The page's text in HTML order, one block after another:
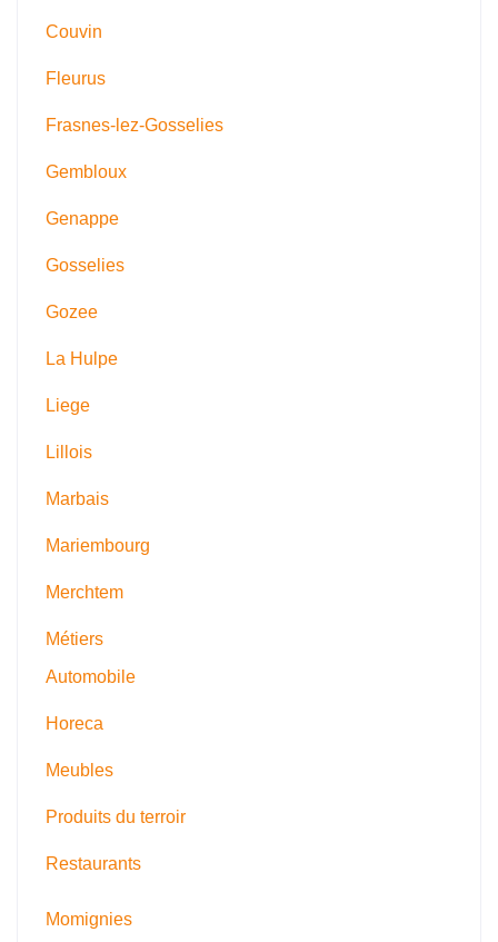
Couvin
Fleurus
Frasnes-lez-Gosselies
Gembloux
Genappe
Gosselies
Gozee
La Hulpe
Liege
Lillois
Marbais
Mariembourg
Merchtem
Métiers
Automobile
Horeca
Meubles
Produits du terroir
Restaurants
Momignies